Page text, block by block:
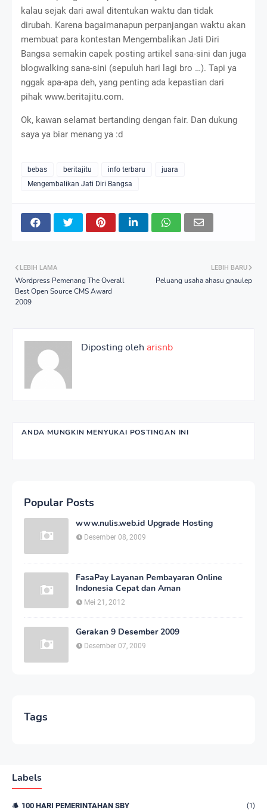
kalau sejak dari awal ditentukan waktu dan tidak
dirubah. Karena bagaimanapun perpanjangan waktu akan
membuat para kontestan Mengembalikan Jati Diri
Bangsa semakin capek posting artikel sana-sini dan juga
blogwalking sana-sini (sepuluh hari lagi bro …). Tapi ya
nggak apa-apa deh, yang penting ada kepastian dari
pihak www.beritajitu.com.
Ok, kawan selamat bertanding dengan fair. Dan dukung
saya ya biar menang ya :d
bebas beritajitu info terbaru
juara
Mengembalikan Jati Diri Bangsa
LEBIH BARU
Peluang usaha ahasu gnaulep
LEBIH LAMA
Wordpress Pemenang The Overall
Best Open Source CMS Award
2009
Diposting oleh arisnb
ANDA MUNGKIN MENYUKAI POSTINGAN INI
Popular Posts
www.nulis.web.id Upgrade Hosting
Desember 08, 2009
FasaPay Layanan Pembayaran Online
Indonesia Cepat dan Aman
Mei 21, 2012
Gerakan 9 Desember 2009
Desember 07, 2009
Tags
Labels
100 HARI PEMERINTAHAN SBY (1)